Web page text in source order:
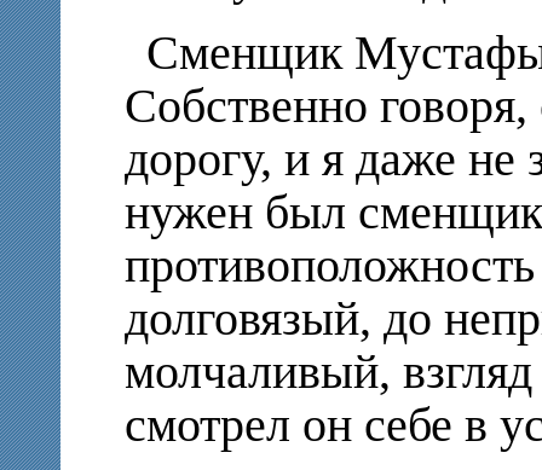
Сменщик
Собственно
дорогу, и я даже
нужен был
долговязый, до
молчаливый,
смотрел он себе в